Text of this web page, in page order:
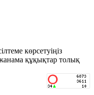
көрсетуіңіз
құқықтар толық